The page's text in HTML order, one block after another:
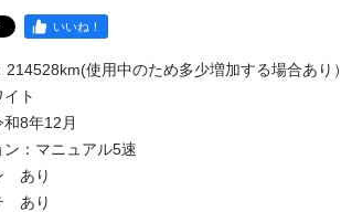
いいね！
214528km(使用中のため多少増加する場合あり）
イト
和8年12月
ン：マニュアル5速
　あり
　あり